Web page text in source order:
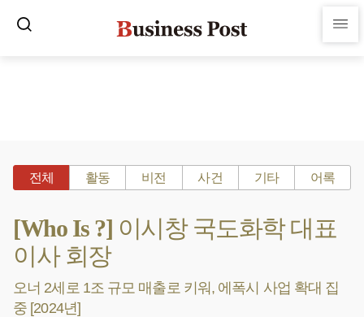
전체 활동 비전 사건 기타 어록
[Who Is ?] 이시창 국도화학 대표
이사 회장
오너 2세로 1조 규모 매출로 키워, 에폭시 사업 확대 집
중 [2024년]